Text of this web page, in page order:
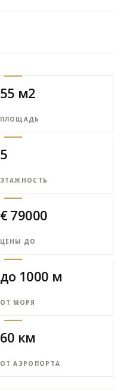
55 м2
ПЛОЩАДЬ
5
ЭТАЖНОСТЬ
€ 79000
ЦЕНЫ ДО
до 1000 м
ОТ МОРЯ
60 км
ОТ АЭРОПОРТА